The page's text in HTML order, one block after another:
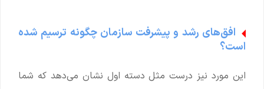
افق‌های رشد و پیشرفت سازمان چگونه ترسیم شده
است؟
این مورد نیز درست مثل دسته اول نشان می‌دهد که شما